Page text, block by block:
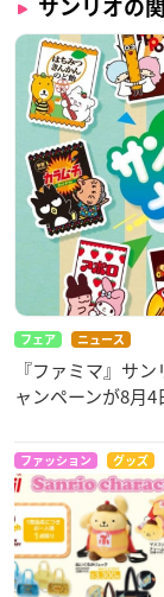
サンリオの
フェア ニュース
『ファミマ』サ
ャンペーンが8月
ファッション グッズ